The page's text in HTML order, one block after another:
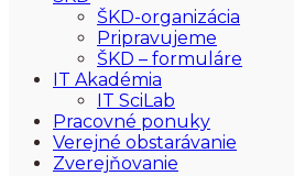
ŠKD-organizácia
Pripravujeme
ŠKD – formuláre
IT Akadémia
IT SciLab
Pracovné ponuky
Verejné obstarávanie
Zverejňovanie